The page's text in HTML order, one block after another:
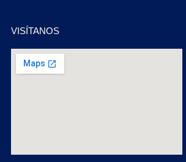
VISÍTANOS